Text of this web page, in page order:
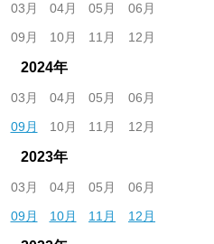
03月 04月 05月
06月
09月 10月 11月 12月
2024年
03月 04月 05月
06月
09月 10月 11月 12月
2023年
03月 04月 05月
06月
09月 10月 11月 12月